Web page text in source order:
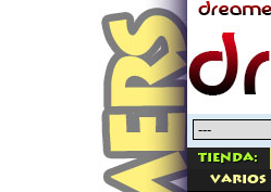
Tienda:
varios